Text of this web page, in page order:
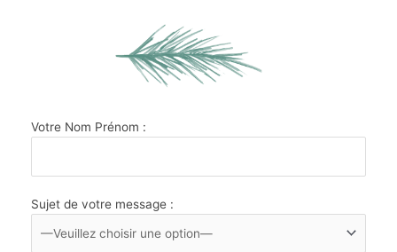
Votre Nom Prénom :
Sujet de votre message :